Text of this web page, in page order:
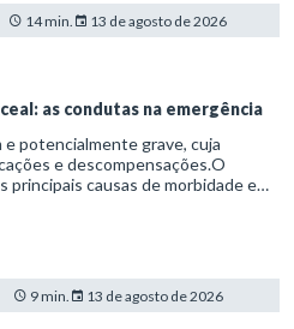
14 min. 13 de agosto de 2026
as condutas na emergência
e potencialmente grave, cuja
e descompensações.O
principais causas de morbidade e
9 min. 13 de agosto de 2026